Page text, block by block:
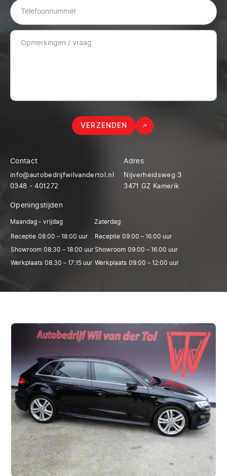
VERZENDEN
Contact
info@autobedrijfwilvandertol.nl
0348 - 401272
Adres
Nijverheidsweg 3
3471 GZ Kamerik
Openingstijden
Maandag - vrijdag
Receptie 08:00 – 18:00 uur
Showroom 08:30 – 18:00 uur
Werkplaats 08:30 – 17:15 uur
Zaterdag
Receptie 09:00 – 16:00 uur
Showroom 09:00 – 16:00 uur
Werkplaats 09:00 – 12:00 uur